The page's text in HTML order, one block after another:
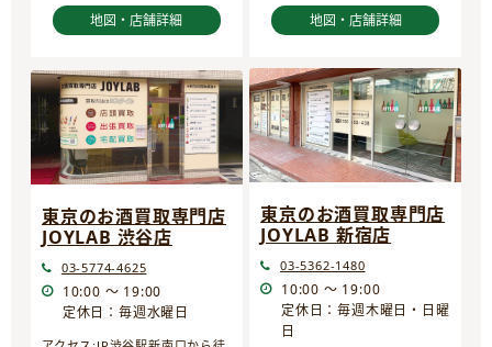
地図・店舗詳細 地図・店舗詳細
東京のお酒買取専門店
JOYLAB 渋谷店
03-5774-4625
10:00 ～ 19:00
定休日：毎週水曜日
東京のお酒買取専門店
JOYLAB 新宿店
03-5362-1480
10:00 ～ 19:00
定休日：毎週木曜日・日曜
日